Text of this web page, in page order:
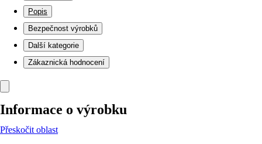
Popis
Bezpečnost výrobků
Další kategorie
Zákaznická hodnocení
Informace o výrobku
Přeskočit oblast